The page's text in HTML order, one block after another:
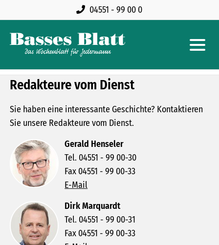
04551 - 99 00 0
Redakteure vom Dienst
Sie haben eine interessante Geschichte? Kontaktieren
Sie unsere Redakteure vom Dienst.
Gerald Henseler
Tel. 04551 - 99 00-30
Fax 04551 - 99 00-33
E-Mail
Dirk Marquardt
Tel. 04551 - 99 00-31
Fax 04551 - 99 00-33